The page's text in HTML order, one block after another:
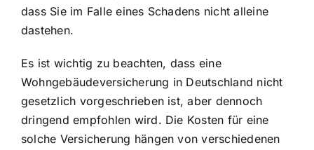
dass Sie im Falle eines Schadens nicht alleine
dastehen.
Es ist wichtig zu beachten, dass eine
Wohngebäudeversicherung in Deutschland nicht
gesetzlich vorgeschrieben ist, aber dennoch
dringend empfohlen wird. Die Kosten für eine
solche Versicherung hängen von verschiedenen